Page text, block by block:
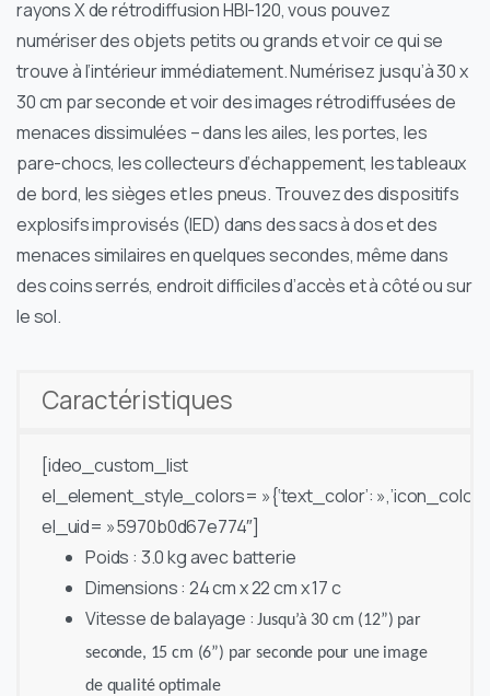
rayons X de rétrodiffusion HBI-120, vous pouvez
numériser des objets petits ou grands et voir ce qui se
trouve à l’intérieur immédiatement. Numérisez jusqu’à 30 x
30 cm par seconde et voir des images rétrodiffusées de
menaces dissimulées – dans les ailes, les portes, les
pare-chocs, les collecteurs d’échappement, les tableaux
de bord, les sièges et les pneus. Trouvez des dispositifs
explosifs improvisés (IED) dans des sacs à dos et des
menaces similaires en quelques secondes, même dans
des coins serrés, endroit difficiles d’accès et à côté ou sur
le sol.
Caractéristiques
[ideo_custom_list
el_element_style_colors= »{‘text_color’:
el_uid= »5970b0d67e774″]
Poids : 3.0 kg avec batterie
Dimensions : 24 cm x 22 cm x 17 c
Vitesse de balayage :Jusqu’à 30 cm (12”) par
seconde, 15 cm (6”) par seconde pour une image
de qualité optimale